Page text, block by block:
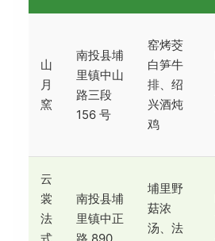
山
月
窯
南投县埔
里镇中山
路三段
156 号
窑烤茭
白笋牛
排、绍
兴酒炖
鸡
云
裳
法
南投县埔
里镇中正
埔里野
菇浓
汤、法